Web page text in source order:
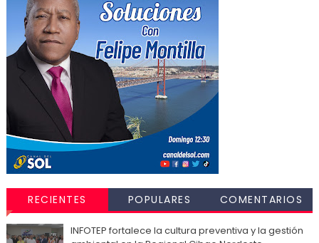
RECIENTES POPULARES COMENTARIOS
INFOTEP fortalece la cultura preventiva y la gestión